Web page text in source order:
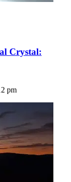
Crystal:
pm